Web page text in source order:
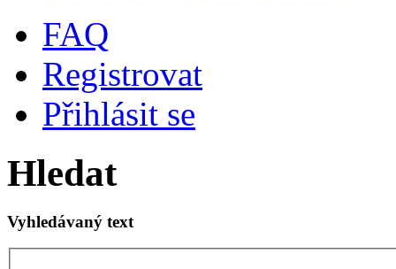
FAQ
Registrovat
Přihlásit se
Hledat
Vyhledávaný text